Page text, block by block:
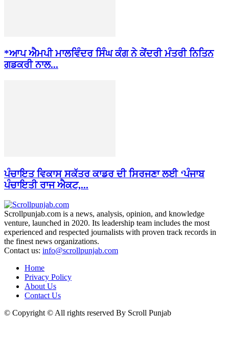
*ਆਪ ਐਮਪੀ ਮਾਲਵਿੰਦਰ ਸਿੰਘ ਕੰਗ ਨੇ ਕੇਂਦਰੀ ਮੰਤਰੀ ਨਿਤਿਨ
ਗਡਕਰੀ ਨਾਲ...
ਪੰਚਾਇਤ ਵਿਕਾਸ ਸਕੱਤਰ ਕਾਡਰ ਦੀ ਸਿਰਜਣਾ ਲਈ ‘ਪੰਜਾਬ
ਪੰਚਾਇਤੀ ਰਾਜ ਐਕਟ,...
Scrollpunjab.com is a news, analysis, opinion, and knowledge
venture, launched in 2020. Its leadership team includes the most
experienced and respected journalists with proven track records in
the finest news organizations.
Contact us: info@scrollpunjab.com
Home
Privacy Policy
About Us
Contact Us
© Copyright © All rights reserved By Scroll Punjab